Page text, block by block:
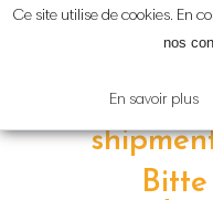
Please
Ce site utilise de cookies. En
nos
En savoir plus